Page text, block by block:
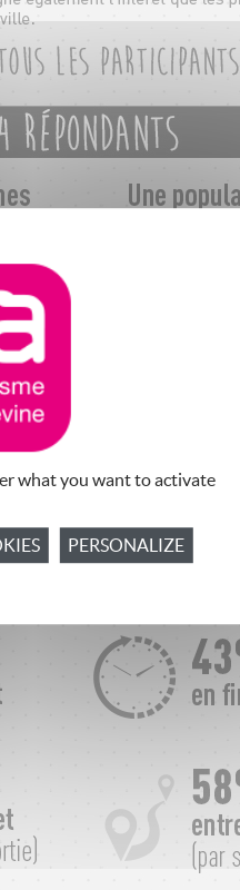
what you want to activate
PERSONALIZE